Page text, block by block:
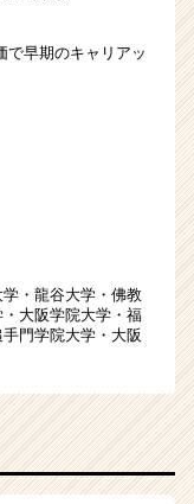
早期のキャリアッ
・龍谷大学・佛教
大阪学院大学・福
門学院大学・大阪